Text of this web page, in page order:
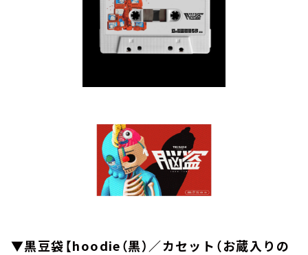
▼黒豆袋【hoodie（黒）／カセット（お蔵入りの